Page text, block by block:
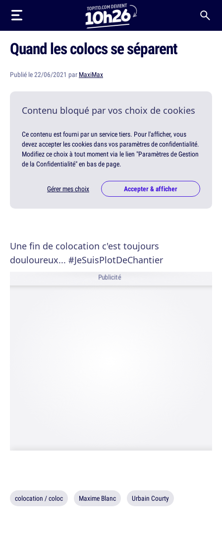
Quand les colocs se séparent
Publié le 22/06/2021 par MaxiMax
Contenu bloqué par vos choix de cookies
Ce contenu est fourni par un service tiers. Pour l'afficher, vous
devez accepter les cookies dans vos paramètres de confidentialité.
Modifiez ce choix à tout moment via le lien "Paramètres de Gestion
de la Confidentialité" en bas de page.
Gérer mes choix Accepter & afficher
Une fin de colocation c'est toujours
douloureux... #JeSuisPlotDeChantier
Publicité
colocation / coloc Maxime Blanc Urbain Courty